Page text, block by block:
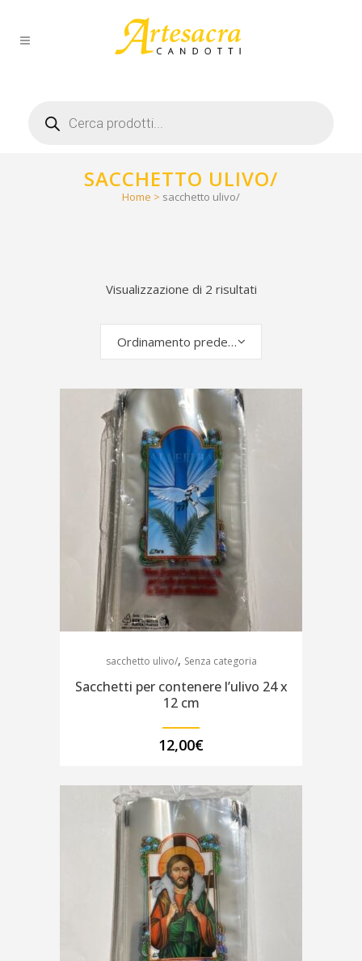
search
SACCHETTO ULIVO/
Home > sacchetto ulivo/
Visualizzazione di 2 risultati
Ordinamento predefinito
sacchetto ulivo/, Senza categoria
Sacchetti per contenere l’ulivo 24 x
12 cm
12,00€